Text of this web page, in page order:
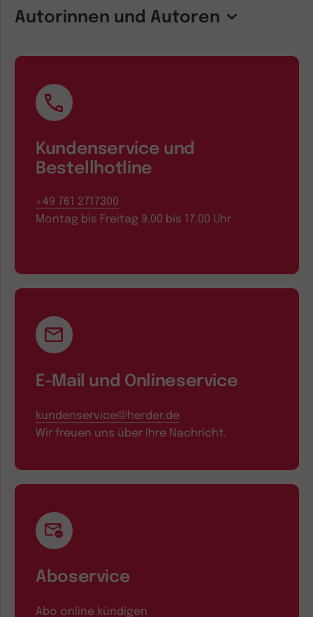
Autorinnen und Autoren
Kundenservice und
Bestellhotline
+49 761 2717300
Montag bis Freitag 9.00 bis 17.00 Uhr
E-Mail und Onlineservice
kundenservice@herder.de
Wir freuen uns über Ihre Nachricht.
Aboservice
Abo online kündigen